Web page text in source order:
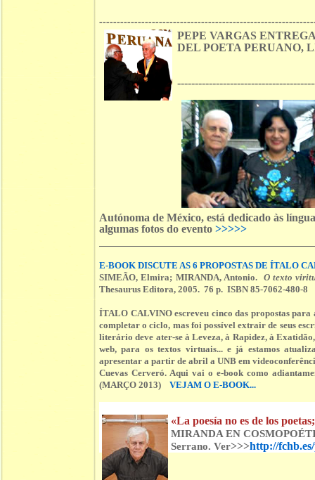
PEPE VARGAS
DEL POETA PERUANO,
Autónoma de México, está dedicado às
algumas fotos do evento >>>>>
E-BOOK DISCUTE AS 6 PROPOSTAS DE ÍTALO
SIMEÃO, Elmira; MIRANDA, Antonio. O texto
Thesaurus Editora, 2005. 76 p. ISBN 85-7062-480-8
ÍTALO CALVINO escreveu cinco das propostas para
completar o ciclo, mas foi possível extrair de seus
literário deve ater-se à Leveza, à Rapidez, à
web, para os textos virtuais... e já estamos
apresentar a partir de abril a UNB em
Cuevas Cerveró. Aqui vai o e-book como
(MARÇO 2013)
VEJAM O E-BOOK...
«La poesía no es de los
MIRANDA EN
Serrano. Ver>>>http://